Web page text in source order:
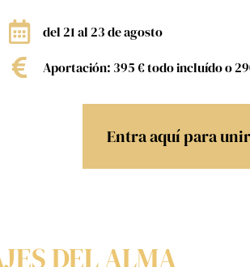
del 21 al 23 de agosto
Aportación: 395 € todo incluído o
Entra aquí para
DEL ALMA